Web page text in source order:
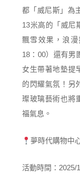
都「威尼斯」為
13米高的「威尼
飄雪效果，浪
18：00）還有男
女生帶著地墊提
的閃耀氣氛！另
璨玻璃藝術也將
福氣息。
夢時代購物中
活動時間：2025/